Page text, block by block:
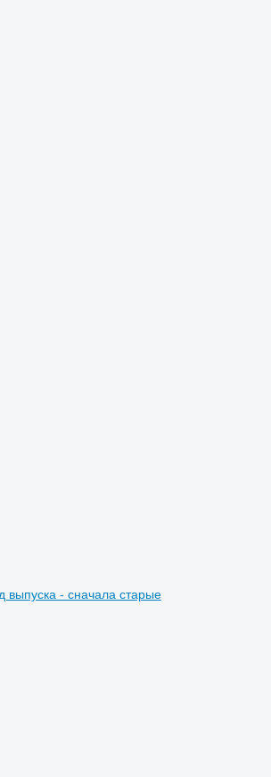
выпуска - сначала старые